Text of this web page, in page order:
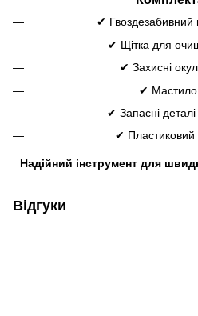
✔ Гвоздезабивний
✔ Щітка для
✔ Захисні
✔
✔ Запасні
✔
Надійний інструмент для
Відгуки